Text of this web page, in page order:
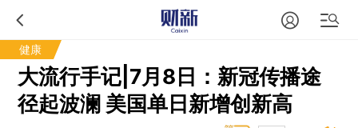
健康
大流行手记|7月8日：新冠传播途
径起波澜 美国单日新增创新高